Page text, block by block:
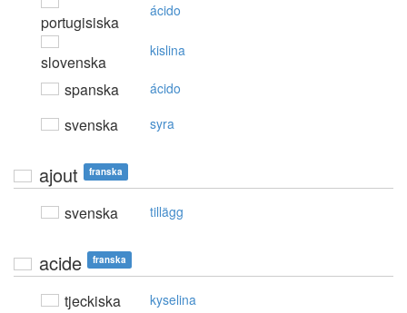
portugisiska
ácido
slovenska
kislina
spanska ácido
svenska syra
ajout franska
svenska tillägg
acide franska
tjeckiska kyselina